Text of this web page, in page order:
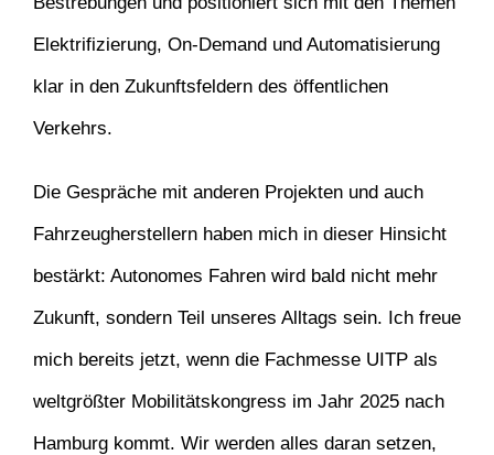
Elektrifizierung, On-Demand und Automatisierung
klar in den Zukunftsfeldern des öffentlichen
Verkehrs.
Die Gespräche mit anderen Projekten und auch
Fahrzeugherstellern haben mich in dieser Hinsicht
bestärkt: Autonomes Fahren wird bald nicht mehr
Zukunft, sondern Teil unseres Alltags sein. Ich freue
mich bereits jetzt, wenn die Fachmesse UITP als
weltgrößter Mobilitätskongress im Jahr 2025 nach
Hamburg kommt. Wir werden alles daran setzen,